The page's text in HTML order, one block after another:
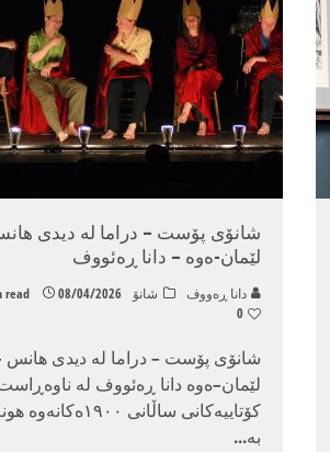
شانۆی پۆست – دراما لە دیدی
لێمان-ەوە – دانا ڕەئووف
دانا ڕه‌ووف شانۆ 08/04/2026
read
0
شانۆی پۆست – دراما لە دیدی
لێمان–ەوە دانا ڕەئووف لە
کۆتاییەکانی ساڵانی
بە...